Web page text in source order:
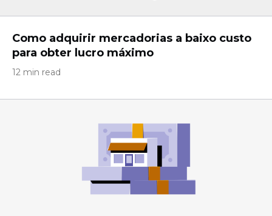
Como adquirir mercadorias a baixo custo
para obter lucro máximo
12 min read